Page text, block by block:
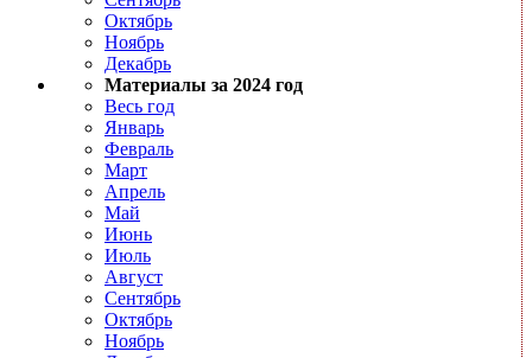
Октябрь
Ноябрь
Декабрь
Материалы за 2024 год
Весь год
Январь
Февраль
Март
Апрель
Май
Июнь
Июль
Август
Сентябрь
Октябрь
Ноябрь